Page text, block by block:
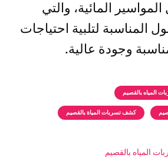
المائية، والتي
المناسبة لتلبية احتياجات
وجودة عالية.
المياه بالقصيم
كشف تسربات المياة بالقصيم
المياه بالقصيم